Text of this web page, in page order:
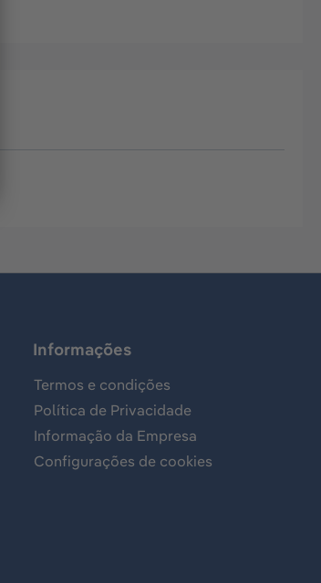
Informações
Termos e condições
Política de Privacidade
Informação da Empresa
Configurações de cookies